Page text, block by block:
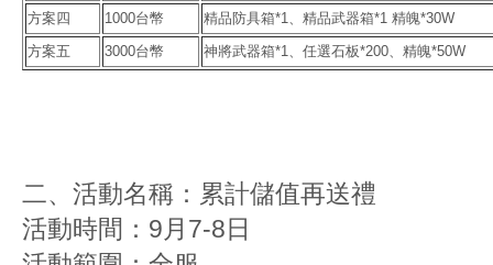
方案四
1000台幣
精品防具箱*1、精品武器箱*1 精魄*30W
方案五
3000台幣 神將武器箱*1、任選石板*200、精魄*50W
二、活動名稱：累計儲值再送禮
活動時間：9月7-8日